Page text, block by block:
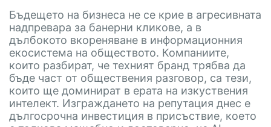
Бъдещето на бизнеса не се крие в агресивната
надпревара за банерни кликове, а в
дълбокото вкореняване в информационния
екосистема на обществото. Компаниите,
които разбират, че техният бранд трябва да
бъде част от обществения разговор, са тези,
които ще доминират в ерата на изкуствения
интелект. Изграждането на репутация днес е
дългосрочна инвестиция в присъствие, което